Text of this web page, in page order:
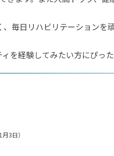
毎日リハビリテーションを
を経験してみたい方にぴった
3日）